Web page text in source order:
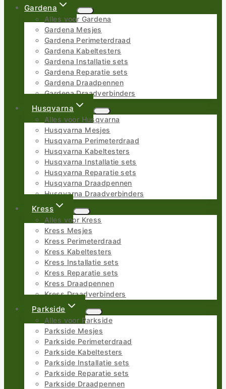
Gardena
Alles voor Gardena
Gardena Mesjes
Gardena Perimeterdraad
Gardena Kabeltesters
Gardena Installatie sets
Gardena Reparatie sets
Gardena Draadpennen
Gardena Draadverbinders
Husqvarna
Alles voor Husqvarna
Husqvarna Mesjes
Husqvarna Perimeterdraad
Husqvarna Kabeltesters
Husqvarna Installatie sets
Husqvarna Reparatie sets
Husqvarna Draadpennen
Husqvarna Draadverbinders
Kress
Alles voor Kress
Kress Mesjes
Kress Perimeterdraad
Kress Kabeltesters
Kress Installatie sets
Kress Reparatie sets
Kress Draadpennen
Kress Draadverbinders
Parkside
Alles voor Parkside
Parkside Mesjes
Parkside Perimeterdraad
Parkside Kabeltesters
Parkside Installatie sets
Parkside Reparatie sets
Parkside Draadpennen